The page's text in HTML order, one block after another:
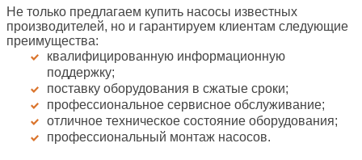
Не только предлагаем купить насосы известных
производителей, но и гарантируем клиентам следующие
преимущества:
квалифицированную информационную
поддержку;
поставку оборудования в сжатые сроки;
профессиональное сервисное обслуживание;
отличное техническое состояние оборудования;
профессиональный монтаж насосов.